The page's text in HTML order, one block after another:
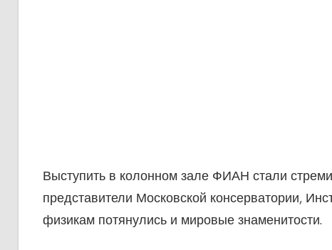
Выступить в колонном зале ФИАН стали
представители Московской консерватории,
физикам потянулись и мировые знаменитости.